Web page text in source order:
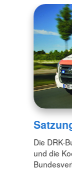
Die DRK-
und die